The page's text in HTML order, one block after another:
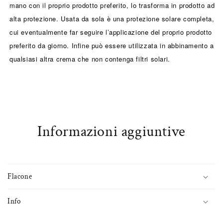
mano con il proprio prodotto preferito, lo trasforma in prodotto ad
alta protezione. Usata da sola è una protezione solare completa,
cui eventualmente far seguire l’applicazione del proprio prodotto
preferito da giorno. Infine può essere utilizzata in abbinamento a
qualsiasi altra crema che non contenga filtri solari.
Informazioni aggiuntive
Flacone
Info